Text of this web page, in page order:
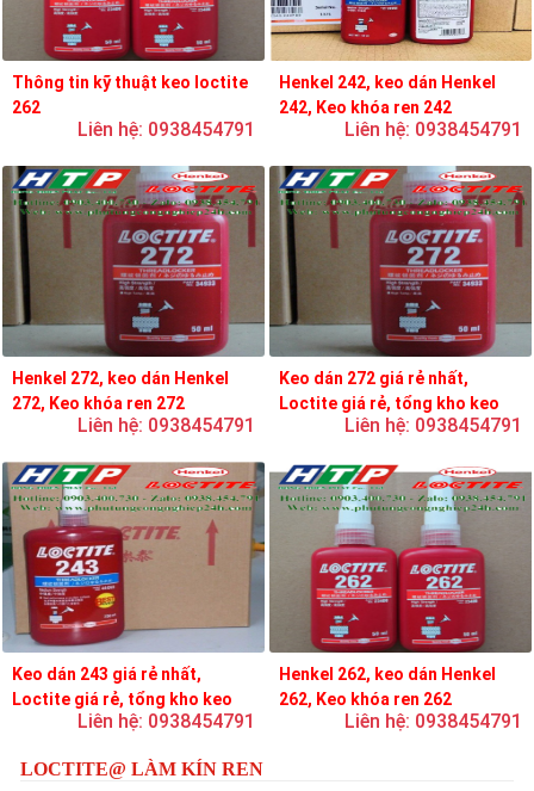
Thông tin kỹ thuật keo loctite
262
Liên hệ: 0938454791
Henkel 242, keo dán Henkel
242, Keo khóa ren 242
Liên hệ: 0938454791
Henkel 272, keo dán Henkel
272, Keo khóa ren 272
Liên hệ: 0938454791
Keo dán 272 giá rẻ nhất,
Loctite giá rẻ, tổng kho keo
Liên hệ: 0938454791
Keo dán 243 giá rẻ nhất,
Loctite giá rẻ, tổng kho keo
Liên hệ: 0938454791
Henkel 262, keo dán Henkel
262, Keo khóa ren 262
Liên hệ: 0938454791
LOCTITE@ LÀM KÍN REN